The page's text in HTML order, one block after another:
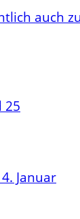
auch zu
25
Januar